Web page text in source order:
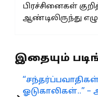
பிரச்சினைகள்
ஆண்டிலிருந்து
இதையும்
ஓடுகாலிகள்..”